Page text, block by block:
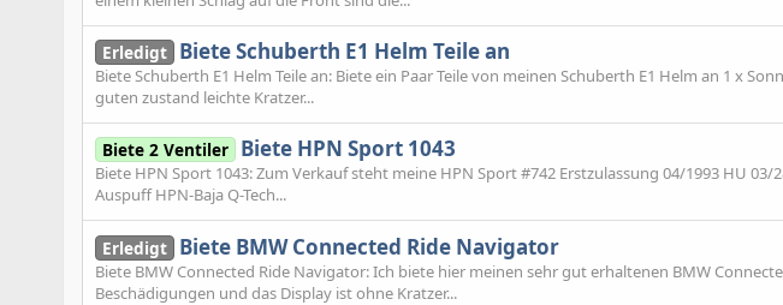
Erledigt Biete Schuberth E1 Helm Teile an
Biete Schuberth E1 Helm Teile an: Biete ein Paar Teile von meinen Schuberth E1 Helm an 1 x
guten zustand leichte Kratzer...
Biete 2 Ventiler Biete HPN Sport 1043
Biete HPN Sport 1043: Zum Verkauf steht meine HPN Sport #742 Erstzulassung 04/1993 HU 03/
Auspuff HPN-Baja Q-Tech...
Erledigt Biete BMW Connected Ride Navigator
Biete BMW Connected Ride Navigator: Ich biete hier meinen sehr gut erhaltenen BMW
Beschädigungen und das Display ist ohne Kratzer...